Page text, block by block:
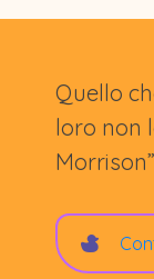
Quello
loro non
Morrison”